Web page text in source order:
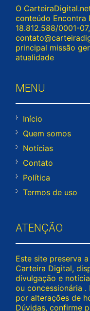
O
conteúdo Encontra
18.812.588/0001-
principal missão
atualidade
MENU
Início
Quem somos
Notícias
Contato
Política
Termos de uso
ATENÇÃO
Este site preserva
Carteira Digital,
divulgação e
ou concessionária
por alterações de
Dúvidas, confirme